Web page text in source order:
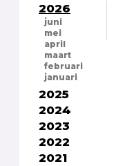
2026
juni
mei
april
maart
februari
januari
2025
2024
2023
2022
2021